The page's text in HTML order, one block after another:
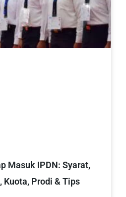
Masuk IPDN: Syarat,
Kuota, Prodi & Tips